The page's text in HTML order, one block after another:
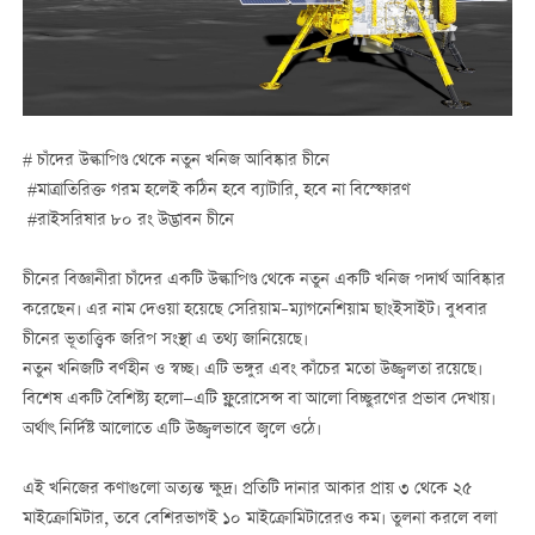
# চাঁদের উল্কাপিণ্ড থেকে নতুন খনিজ আবিষ্কার চীনে
#মাত্রাতিরিক্ত গরম হলেই কঠিন হবে ব্যাটারি,হবে না বিস্ফোরণ
#রাইসরিষার ৮০ রং উদ্ভাবন চীনে
চীনের বিজ্ঞানীরা চাঁদের একটি উল্কাপিণ্ড থেকে নতুন একটি খনিজ পদার্থ আবিষ্কার
করেছেন। এর নাম দেওয়া হয়েছে সেরিয়াম–ম্যাগনেশিয়াম ছাংইসাইট। বুধবার
চীনের ভূতাত্ত্বিক জরিপ সংস্থা এ তথ্য জানিয়েছে।
নতুন খনিজটি বর্ণহীন ও স্বচ্ছ। এটি ভঙ্গুর এবং কাঁচের মতো উজ্জ্বলতা রয়েছে।
বিশেষ একটি বৈশিষ্ট্য হলো—এটি ফ্লুরোসেন্স বা আলো বিচ্ছুরণের প্রভাব দেখায়।
অর্থাৎ নির্দিষ্ট আলোতে এটি উজ্জ্বলভাবে জ্বলে ওঠে।
এই খনিজের কণাগুলো অত্যন্ত ক্ষুদ্র। প্রতিটি দানার আকার প্রায় ৩ থেকে ২৫
মাইক্রোমিটার, তবে বেশিরভাগই ১০ মাইক্রোমিটারেরও কম। তুলনা করলে বলা